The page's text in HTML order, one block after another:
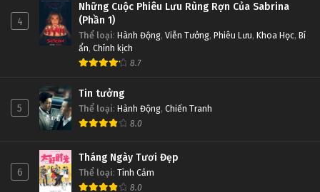
4
Những Cuộc Phiêu Lưu Rùng Rợn Của Sabrina
(Phần 1)
Thể loại: Hành Động, Viễn Tưởng, Phiêu Lưu, Khoa Học, Bí
ẩn, Chính kịch
8.7
5
Tin tưởng
Thể loại: Hành Động, Chiến Tranh
8.0
6
Tháng Ngày Tươi Đẹp
Thể loại: Tình Cảm
8.0